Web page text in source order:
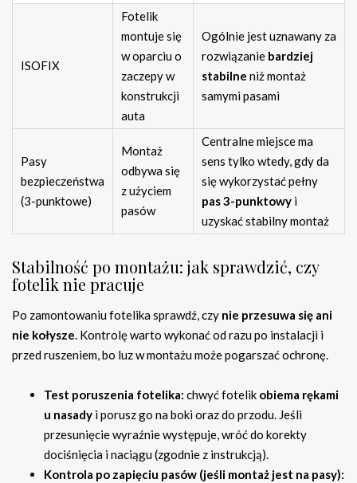
ISOFIX
Fotelik
montuje się
w oparciu o
zaczepy w
konstrukcji
auta
Ogólnie jest uznawany za
rozwiązanie bardziej
stabilne niż montaż
samymi pasami
Pasy
bezpieczeństwa
(3-punktowe)
Montaż
odbywa się
z użyciem
pasów
Centralne miejsce ma
sens tylko wtedy, gdy da
się wykorzystać pełny
pas 3-punktowy i
uzyskać stabilny montaż
Stabilność po montażu: jak sprawdzić, czy
fotelik nie pracuje
Po zamontowaniu fotelika sprawdź, czy nie przesuwa się ani
nie kołysze. Kontrolę warto wykonać od razu po instalacji i
przed ruszeniem, bo luz w montażu może pogarszać ochronę.
Test poruszenia fotelika: chwyć fotelik obiema rękami
u nasady i porusz go na boki oraz do przodu. Jeśli
przesunięcie wyraźnie występuje, wróć do korekty
dociśnięcia i naciągu (zgodnie z instrukcją).
Kontrola po zapięciu pasów (jeśli montaż jest na pasy):